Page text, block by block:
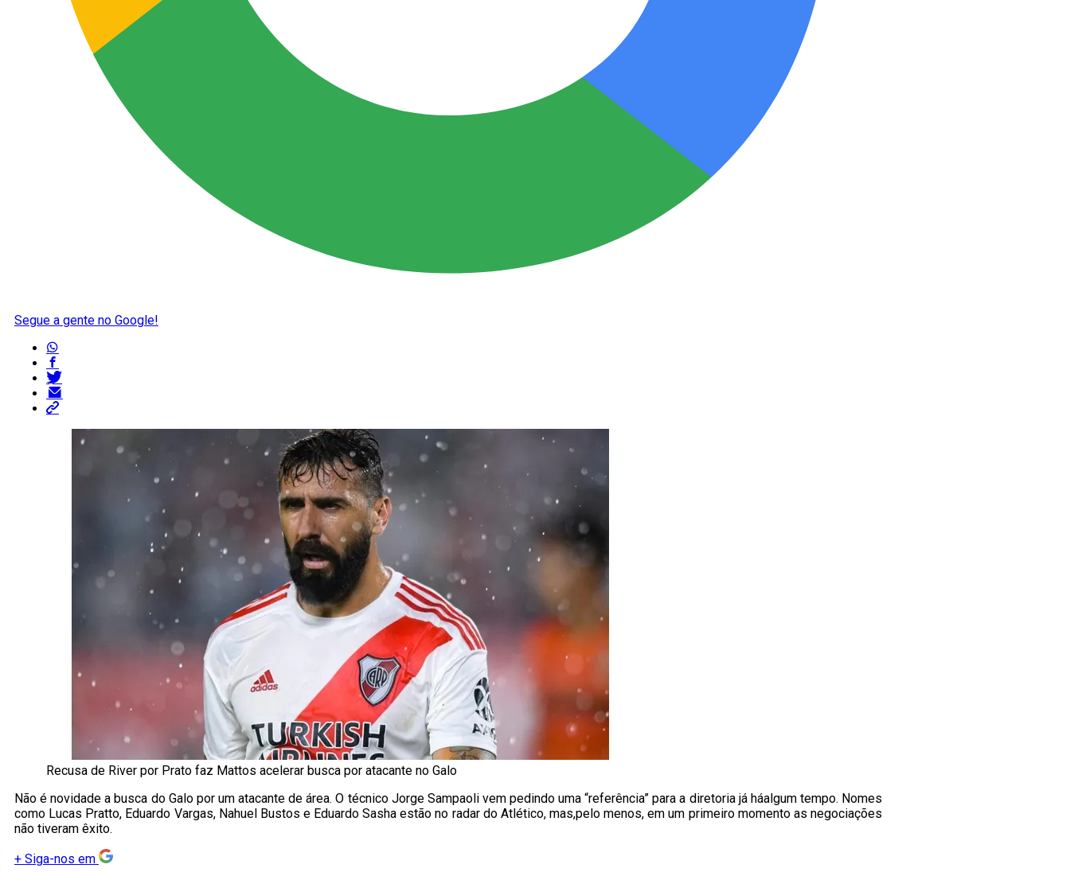
Segue a gente no Google!
Recusa de River por Prato faz Mattos acelerar busca por atacante no Galo
Não é novidade a busca do Galo por um atacante de área. O técnico Jorge Sampaoli vem pedindo uma “referência” para a diretoria já háalgum tempo. Nomes
como Lucas Pratto, Eduardo Vargas, Nahuel Bustos e Eduardo Sasha estão no radar do Atlético, mas,pelo menos, em um primeiro momento as negociações
não tiveram êxito.
+ Siga-nos em